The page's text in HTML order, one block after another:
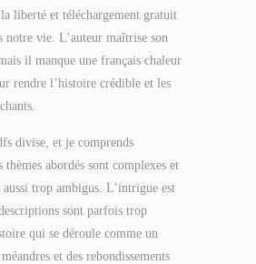
liberté et téléchargement gratuit
notre vie. L’auteur maîtrise son
il manque une français chaleur
rendre l’histoire crédible et les
divise, et je comprends
abordés sont complexes et
aussi trop ambigus. L’intrigue est
sont parfois trop
qui se déroule comme un
et des rebondissements